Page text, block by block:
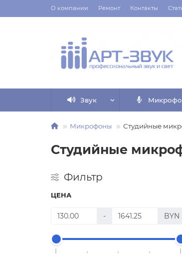
О компании Ремонт Контакты
Звук
Микрофоны Студийные
Студийные
Фильтр
ЦЕНА
- BYN